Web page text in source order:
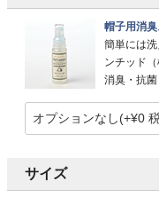
帽子用消
簡単には
ンチッド
消臭・抗菌
サイズ